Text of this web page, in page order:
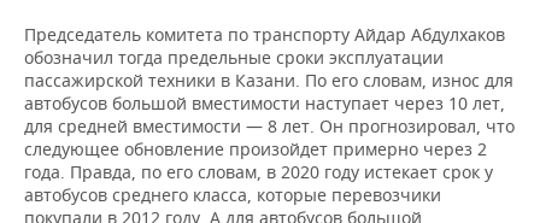
Председатель комитета по транспорту Айдар Абдулхаков
обозначил тогда предельные сроки эксплуатации
пассажирской техники в Казани. По его словам, износ для
автобусов большой вместимости наступает через 10 лет,
для средней вместимости — 8 лет. Он прогнозировал, что
следующее обновление произойдет примерно через 2
года. Правда, по его словам, в 2020 году истекает срок у
автобусов среднего класса, которые перевозчики
покупали в 2012 году. А для автобусов большой